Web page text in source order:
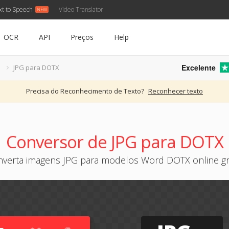
to Speech Video Translator
OCR API Preços Help
JPG para DOTX Excelente
Precisa do Reconhecimento de Texto? Reconhecer texto
Conversor de JPG para DOTX
imagens JPG para modelos Word DOTX online